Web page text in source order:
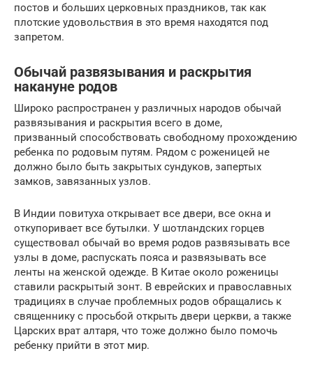
постов и больших церковных праздников, так как
плотские удовольствия в это время находятся под
запретом.
Обычай развязывания и раскрытия
накануне родов
Широко распространен у различных народов обычай
развязывания и раскрытия всего в доме,
призванный способствовать свободному прохождению
ребенка по родовым путям. Рядом с роженицей не
должно было быть закрытых сундуков, запертых
замков, завязанных узлов.
В Индии повитуха открывает все двери, все окна и
откупоривает все бутылки. У шотландских горцев
существовал обычай во время родов развязывать все
узлы в доме, распускать пояса и развязывать все
ленты на женской одежде. В Китае около роженицы
ставили раскрытый зонт. В еврейских и православных
традициях в случае проблемных родов обращались к
священнику с просьбой открыть двери церкви, а также
Царских врат алтаря, что тоже должно было помочь
ребенку прийти в этот мир.